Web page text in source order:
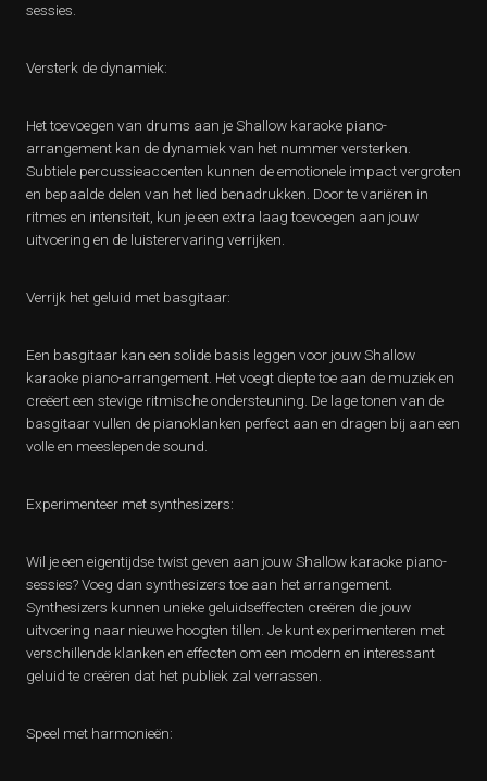
sessies.
Versterk de dynamiek:
Het toevoegen van drums aan je Shallow karaoke piano-
arrangement kan de dynamiek van het nummer versterken.
Subtiele percussieaccenten kunnen de emotionele impact vergroten
en bepaalde delen van het lied benadrukken. Door te variëren in
ritmes en intensiteit, kun je een extra laag toevoegen aan jouw
uitvoering en de luisterervaring verrijken.
Verrijk het geluid met basgitaar:
Een basgitaar kan een solide basis leggen voor jouw Shallow
karaoke piano-arrangement. Het voegt diepte toe aan de muziek en
creëert een stevige ritmische ondersteuning. De lage tonen van de
basgitaar vullen de pianoklanken perfect aan en dragen bij aan een
volle en meeslepende sound.
Experimenteer met synthesizers:
Wil je een eigentijdse twist geven aan jouw Shallow karaoke piano-
sessies? Voeg dan synthesizers toe aan het arrangement.
Synthesizers kunnen unieke geluidseffecten creëren die jouw
uitvoering naar nieuwe hoogten tillen. Je kunt experimenteren met
verschillende klanken en effecten om een modern en interessant
geluid te creëren dat het publiek zal verrassen.
Speel met harmonieën: